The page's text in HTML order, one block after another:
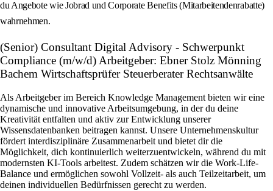
du Angebote wie Jobrad und Corporate Benefits (Mitarbeitendenrabatte)
wahrnehmen.
(Senior) Consultant Digital Advisory - Schwerpunkt
Compliance (m/w/d) Arbeitgeber: Ebner Stolz Mönning
Bachem Wirtschaftsprüfer Steuerberater Rechtsanwälte
Als Arbeitgeber im Bereich Knowledge Management bieten wir eine
dynamische und innovative Arbeitsumgebung, in der du deine
Kreativität entfalten und aktiv zur Entwicklung unserer
Wissensdatenbanken beitragen kannst. Unsere Unternehmenskultur
fördert interdisziplinäre Zusammenarbeit und bietet dir die
Möglichkeit, dich kontinuierlich weiterzuentwickeln, während du mit
modernsten KI-Tools arbeitest. Zudem schätzen wir die Work-Life-
Balance und ermöglichen sowohl Vollzeit- als auch Teilzeitarbeit, um
deinen individuellen Bedürfnissen gerecht zu werden.